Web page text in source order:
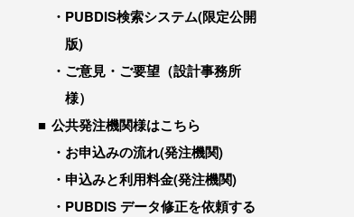
PUBDIS検索システム(限定公開
版)
ご意見・ご要望（設計事務所
様）
公共発注機関様はこちら
お申込みの流れ(発注機関)
申込みと利用料金(発注機関)
PUBDIS データ修正を依頼する